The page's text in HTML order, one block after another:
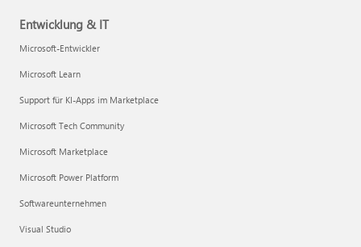
Entwicklung & IT
Microsoft-Entwickler
Microsoft Learn
Support für KI-Apps im Marketplace
Microsoft Tech Community
Microsoft Marketplace
Microsoft Power Platform
Softwareunternehmen
Visual Studio